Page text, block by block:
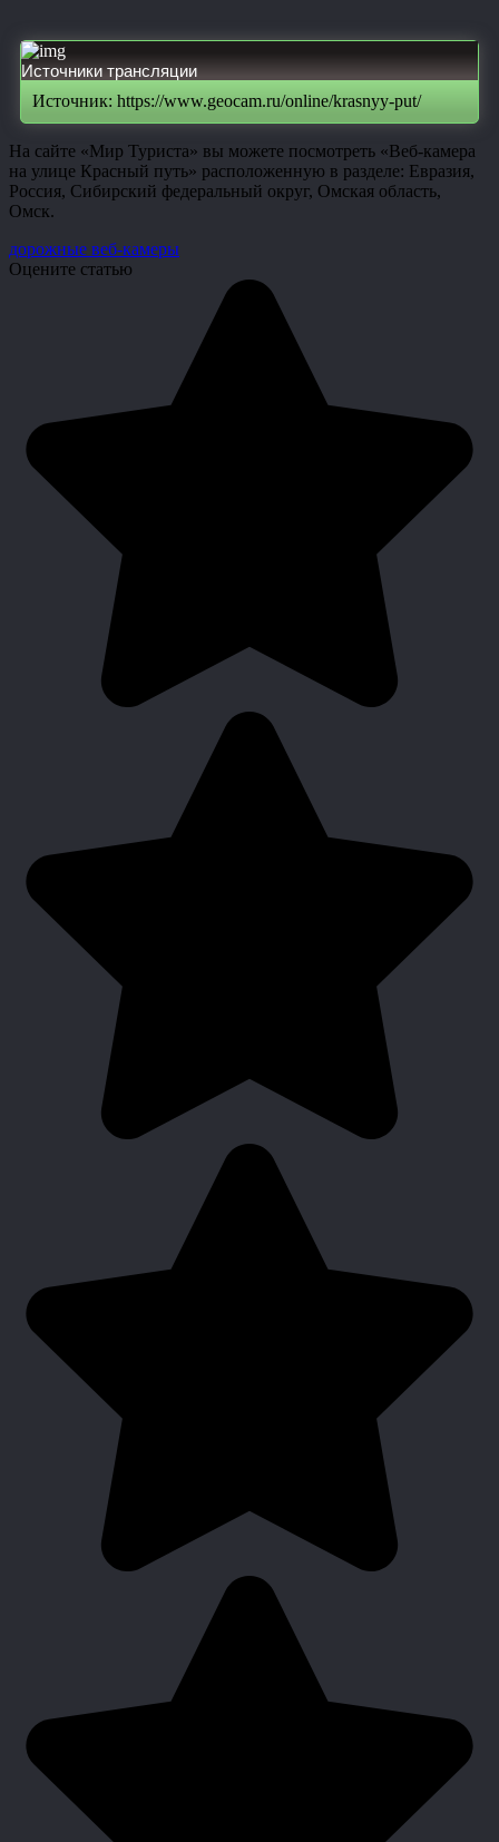
Источники трансляции
Источник: https://www.geocam.ru/online/krasnyy-put/
На сайте «Мир Туриста» вы можете посмотреть «Веб-камера
на улице Красный путь» расположенную в разделе: Евразия,
Россия, Сибирский федеральный округ, Омская область,
Омск.
дорожные веб-камеры
Оцените статью